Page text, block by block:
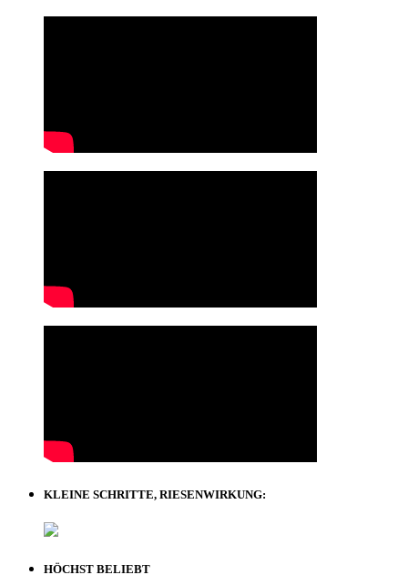
KLEINE SCHRITTE, RIESENWIRKUNG:
HÖCHST BELIEBT